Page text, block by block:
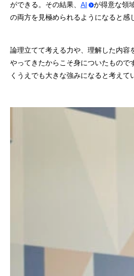
ができる。その結果、 AI
が得意な領
の両方を見極められるようになると感
論理立てて考える力や、理解した内容
やってきたからこそ身についたもので
くうえでも大きな強みになると考えて